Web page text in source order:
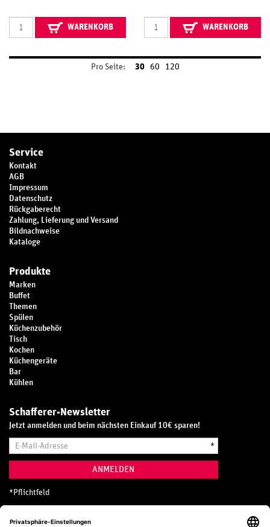
WARENKORB WARENKORB
Pro Seite: 30 60 120
Service
Kontakt
AGB
Impressum
Datenschutz
Rückgaberecht
Zahlung, Lieferung und Versand
Bildnachweise
Kataloge
Produkte
Marken
Buffet
Themen
Spülen
Küchenzubehör
Tisch
Kochen
Küchengeräte
Bar
Kühlen
Schafferer-Newsletter
Jetzt anmelden und beim nächsten Einkauf 10€ sparen!
Mail-
*
ANMELDEN
* Pflichtfeld
Hotline